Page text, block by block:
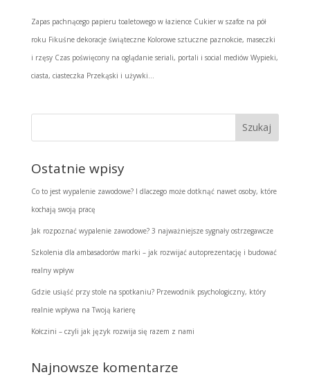
Zapas pachnącego papieru toaletowego w łazience Cukier w szafce na pół
roku Fikuśne dekoracje świąteczne Kolorowe sztuczne paznokcie, maseczki
i rzęsy Czas poświęcony na oglądanie seriali, portali i social mediów Wypieki,
ciasta, ciasteczka Przekąski i używki...
Ostatnie wpisy
Co to jest wypalenie zawodowe? I dlaczego może dotknąć nawet osoby, które
kochają swoją pracę
Jak rozpoznać wypalenie zawodowe? 3 najważniejsze sygnały ostrzegawcze
Szkolenia dla ambasadorów marki – jak rozwijać autoprezentację i budować
realny wpływ
Gdzie usiąść przy stole na spotkaniu? Przewodnik psychologiczny, który
realnie wpływa na Twoją karierę
Kołczini – czyli jak język rozwija się razem z nami
Najnowsze komentarze